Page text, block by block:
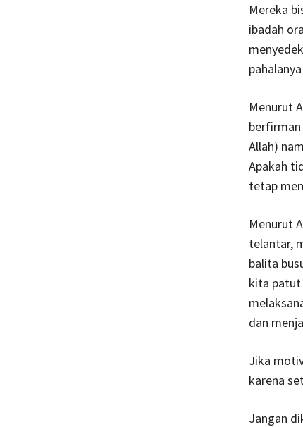
Mereka
ibadah
Menurut
Allah)
Apakah
tetap
Menurut
telantar,
balita
kita patut
dan
Jika
karena
Jangan